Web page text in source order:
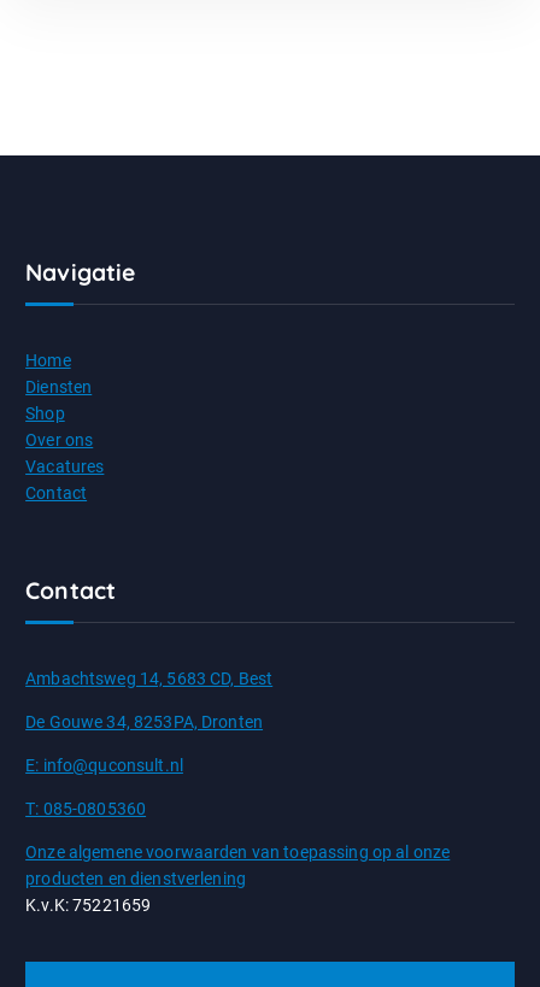
Navigatie
Home
Diensten
Shop
Over ons
Vacatures
Contact
Contact
Ambachtsweg 14, 5683 CD, Best
De Gouwe 34, 8253PA, Dronten
E: info@quconsult.nl
T: 085-0805360
Onze algemene voorwaarden van toepassing op al onze
producten en dienstverlening
K.v.K: 75221659